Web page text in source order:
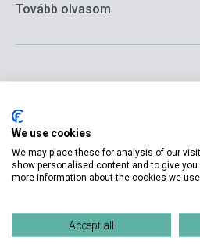
Tovább olvasom
We use cookies
We may place these for analysis of our
show personalised content and to give
more information about the cookies we
Accept all